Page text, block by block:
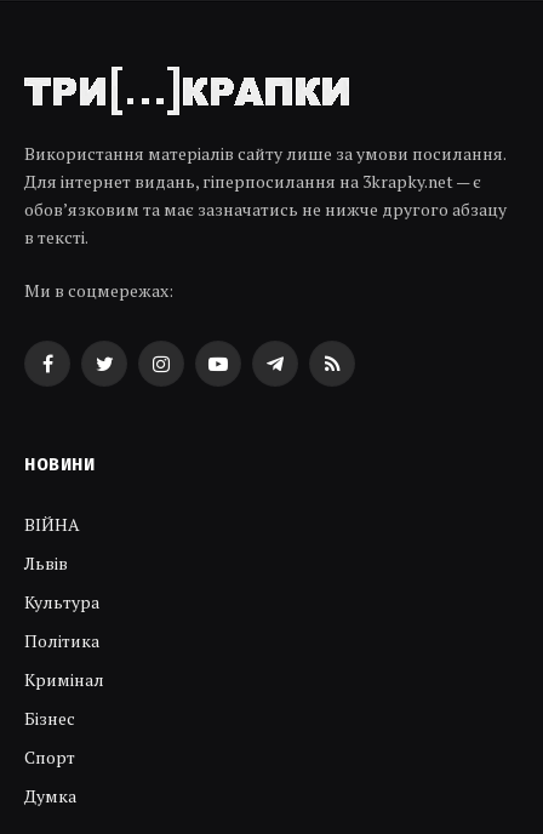
Використання матеріалів сайту лише за умови посилання.
Для інтернет видань, гіперпосилання на 3krapky.net — є
обов’язковим та має зазначатись не нижче другого абзацу
в тексті.
Ми в соцмережах:
FacebookTwitterInstagramYouTubeTelegramRSS
НОВИНИ
ВІЙНА
Львів
Культура
Політика
Кримінал
Бізнес
Спорт
Думка